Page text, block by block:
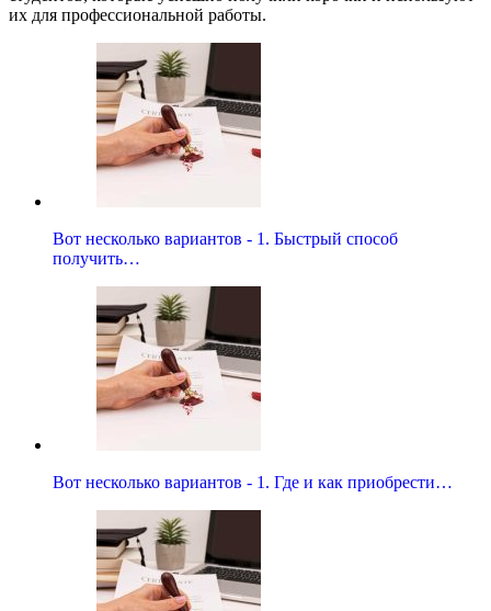
их для профессиональной работы.
Вот несколько вариантов - 1. Быстрый способ
получить…
Вот несколько вариантов - 1. Где и как приобрести…